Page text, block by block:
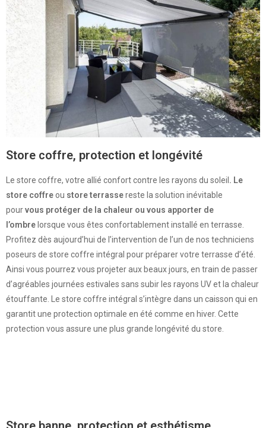
Store coffre, protection et longévité
Le store coffre, votre allié confort contre les rayons du soleil . Le
store coffreou store terrassereste la solution inévitable
pourvous protéger de la chaleur ou vous apporter de
l’ombre lorsque vous êtes confortablement installé en terrasse.
Profitez dès aujourd’hui de l’intervention de l’un de nos techniciens
poseurs de store coffre intégral pour préparer votre terrasse d’été.
Ainsi vous pourrez vous projeter aux beaux jours, en train de passer
d’agréables journées estivales sans subir les rayons UV et la chaleur
étouffante. Le store coffre intégral s’intègre dans un caisson qui en
garantit une protection optimale en été comme en hiver. Cette
protection vous assure une plus grande longévité du store.